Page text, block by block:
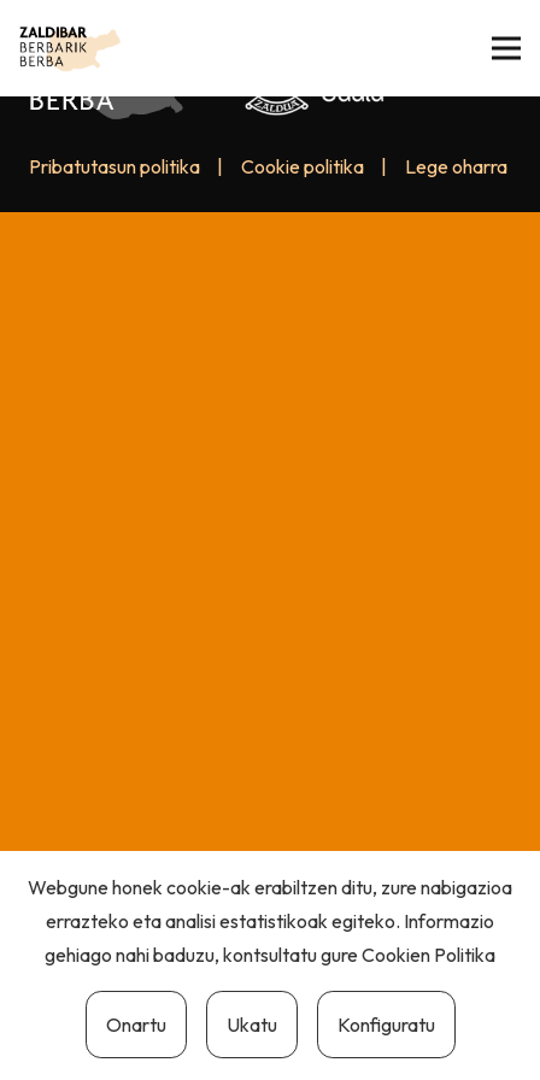
Pribatutasun politika Cookie politika Lege oharra
Webgune honek cookie-ak erabiltzen ditu, zure nabigazioa
errazteko eta analisi estatistikoak egiteko. Informazio
gehiago nahi baduzu, kontsultatu gureCookien Politika
Onartu Ukatu Konfiguratu